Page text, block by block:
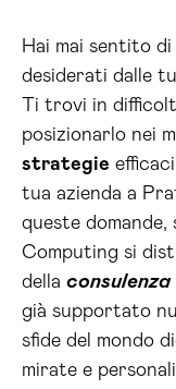
Hai mai sentito
desiderati dalle
Ti trovi in
posizionarlo nei
strategie
tua azienda a
queste
Computing si
della consulenza
già supportato
sfide del mondo
mirate e